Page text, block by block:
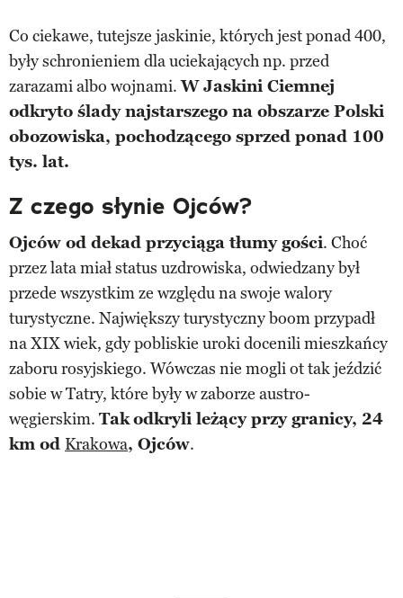
Co ciekawe, tutejsze jaskinie, których jest ponad 400,
były schronieniem dla uciekających np. przed
zarazami albo wojnami.W Jaskini Ciemnej
odkryto ślady najstarszego na obszarze Polski
obozowiska, pochodzącego sprzed ponad 100
tys. lat.
Z czego słynie Ojców?
Ojców od dekad przyciąga tłumy gości. Choć
przez lata miał status uzdrowiska, odwiedzany był
przede wszystkim ze względu na swoje walory
turystyczne. Największy turystyczny boom przypadł
na XIX wiek, gdy pobliskie uroki docenili mieszkańcy
zaboru rosyjskiego. Wówczas nie mogli ot tak jeździć
sobie w Tatry, które były w zaborze austro-
węgierskim. Takodkryli leżący przy granicy, 24
km od Krakowa, Ojców.